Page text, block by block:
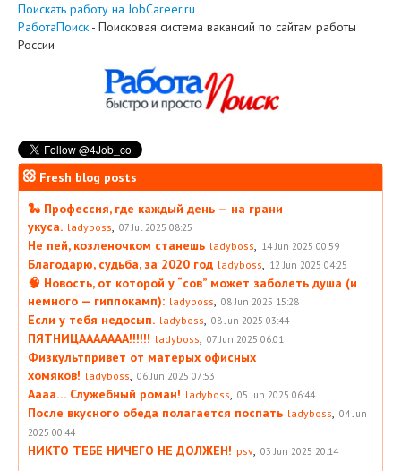
Поискать работу на JobCareer.ru
РаботаПоиск - Поисковая система вакансий по сайтам работы
России
Fresh blog posts
🐍 Профессия, где каждый день — на грани
укуса. ladyboss 07 Jul 2025 08:25
Не пей, козленочком станешь ladyboss 14 Jun 2025 00:59
Благодарю, судьба, за 2020 год ladyboss 12 Jun 2025 04:25
🧠 Новость, от которой у “сов” может заболеть душа (и
немного — гиппокамп): ladyboss 08 Jun 2025 15:28
Если у тебя недосып. ladyboss 08 Jun 2025 03:44
ПЯТНИЦААААААА!!!!!! ladyboss 07 Jun 2025 06:01
Физкультпривет от матерых офисных
хомяков! ladyboss 06 Jun 2025 07:53
Аааа… Служебный роман! ladyboss 05 Jun 2025 06:44
После вкусного обеда полагается поспать ladyboss
04 Jun
2025 00:44
НИКТО ТЕБЕ НИЧЕГО НЕ ДОЛЖЕН! psv 03 Jun 2025 20:14